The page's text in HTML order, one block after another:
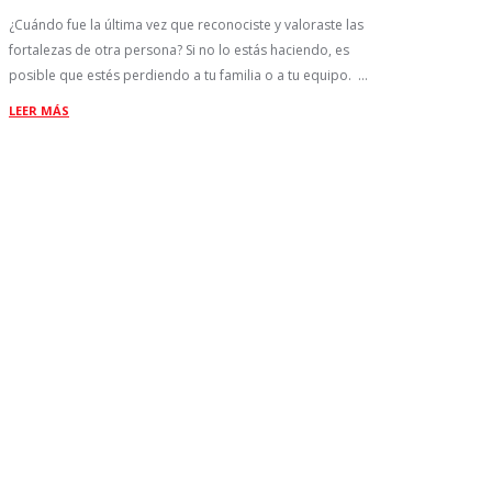
¿Cuándo fue la última vez que reconociste y valoraste las
fortalezas de otra persona? Si no lo estás haciendo, es
posible que estés perdiendo a tu familia o a tu equipo. …
LEER MÁS